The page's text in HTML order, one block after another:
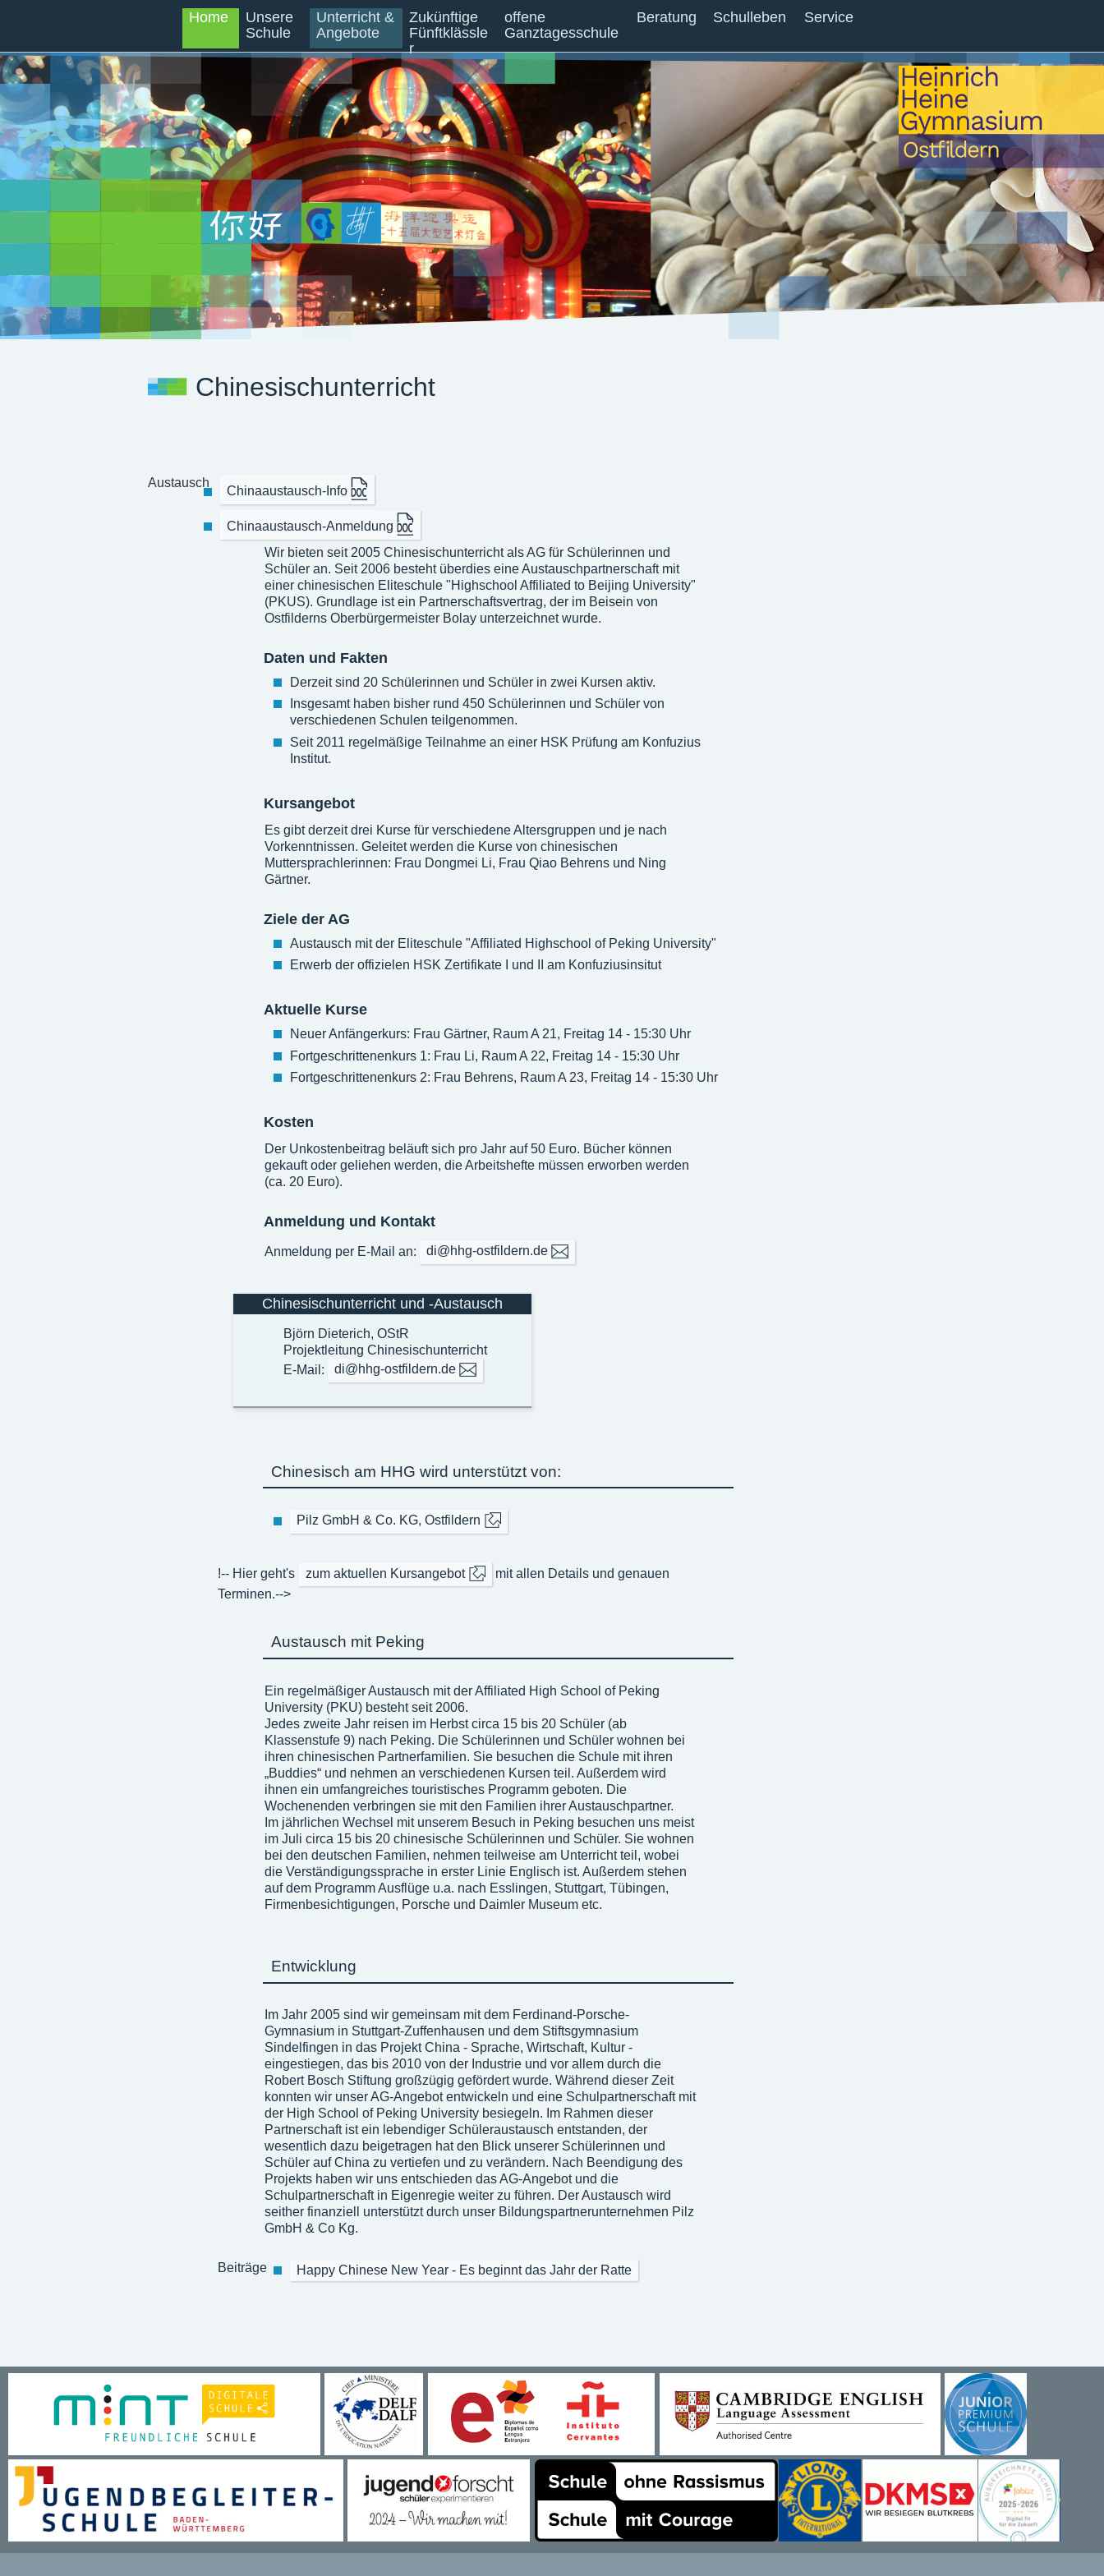
Home
Unsere
Schule
Unterricht &
Angebote
Zukünftige
Fünftklässle
r
offene
Ganztagesschule
Beratung Schulleben Service
Chinesischunterricht
Austausch
Chinaaustausch-Info
Chinaaustausch-Anmeldung
Wir bieten seit 2005 Chinesischunterricht als AG für Schülerinnen und
Schüler an. Seit 2006 besteht überdies eine Austauschpartnerschaft mit
einer chinesischen Eliteschule "Highschool Affiliated to Beijing University"
(PKUS). Grundlage ist ein Partnerschaftsvertrag, der im Beisein von
Ostfilderns Oberbürgermeister Bolay unterzeichnet wurde.
Daten und Fakten
Derzeit sind 20 Schülerinnen und Schüler in zwei Kursen aktiv.
Insgesamt haben bisher rund 450 Schülerinnen und Schüler von
verschiedenen Schulen teilgenommen.
Seit 2011 regelmäßige Teilnahme an einer HSK Prüfung am Konfuzius
Institut.
Kursangebot
Es gibt derzeit drei Kurse für verschiedene Altersgruppen und je nach
Vorkenntnissen. Geleitet werden die Kurse von chinesischen
Muttersprachlerinnen: Frau Dongmei Li, Frau Qiao Behrens und Ning
Gärtner.
Ziele der AG
Austausch mit der Eliteschule "Affiliated Highschool of Peking University"
Erwerb der offizielen HSK Zertifikate I und II am Konfuziusinsitut
Aktuelle Kurse
Neuer Anfängerkurs: Frau Gärtner, Raum A 21, Freitag 14 - 15:30 Uhr
Fortgeschrittenenkurs 1: Frau Li, Raum A 22, Freitag 14 - 15:30 Uhr
Fortgeschrittenenkurs 2: Frau Behrens, Raum A 23, Freitag 14 - 15:30 Uhr
Kosten
Der Unkostenbeitrag beläuft sich pro Jahr auf 50 Euro. Bücher können
gekauft oder geliehen werden, die Arbeitshefte müssen erworben werden
(ca. 20 Euro).
Anmeldung und Kontakt
Anmeldung per E-Mail an: di@hhg-ostfildern.de
Chinesischunterricht und -Austausch
Björn Dieterich, OStR
Projektleitung Chinesischunterricht
E-Mail:
di@hhg-ostfildern.de
Chinesisch am HHG wird unterstützt von:
Pilz GmbH & Co. KG, Ostfildern
!-- Hier geht's zum aktuellen Kursangebot
mit allen Details und genauen
Terminen.-->
Austausch mit Peking
Ein regelmäßiger Austausch mit der Affiliated High School of Peking
University (PKU) besteht seit 2006.
Jedes zweite Jahr reisen im Herbst circa 15 bis 20 Schüler (ab
Klassenstufe 9) nach Peking. Die Schülerinnen und Schüler wohnen bei
ihren chinesischen Partnerfamilien. Sie besuchen die Schule mit ihren
„Buddies“ und nehmen an verschiedenen Kursen teil. Außerdem wird
ihnen ein umfangreiches touristisches Programm geboten. Die
Wochenenden verbringen sie mit den Familien ihrer Austauschpartner.
Im jährlichen Wechsel mit unserem Besuch in Peking besuchen uns meist
im Juli circa 15 bis 20 chinesische Schülerinnen und Schüler. Sie wohnen
bei den deutschen Familien, nehmen teilweise am Unterricht teil, wobei
die Verständigungssprache in erster Linie Englisch ist. Außerdem stehen
auf dem Programm Ausflüge u.a. nach Esslingen, Stuttgart, Tübingen,
Firmenbesichtigungen, Porsche und Daimler Museum etc.
Entwicklung
Im Jahr 2005 sind wir gemeinsam mit dem Ferdinand-Porsche-
Gymnasium in Stuttgart-Zuffenhausen und dem Stiftsgymnasium
Sindelfingen in das Projekt China - Sprache, Wirtschaft, Kultur -
eingestiegen, das bis 2010 von der Industrie und vor allem durch die
Robert Bosch Stiftung großzügig gefördert wurde. Während dieser Zeit
konnten wir unser AG-Angebot entwickeln und eine Schulpartnerschaft mit
der High School of Peking University besiegeln. Im Rahmen dieser
Partnerschaft ist ein lebendiger Schüleraustausch entstanden, der
wesentlich dazu beigetragen hat den Blick unserer Schülerinnen und
Schüler auf China zu vertiefen und zu verändern. Nach Beendigung des
Projekts haben wir uns entschieden das AG-Angebot und die
Schulpartnerschaft in Eigenregie weiter zu führen. Der Austausch wird
seither finanziell unterstützt durch unser Bildungspartnerunternehmen Pilz
GmbH & Co Kg.
Beiträge Happy Chinese New Year - Es beginnt das Jahr der Ratte